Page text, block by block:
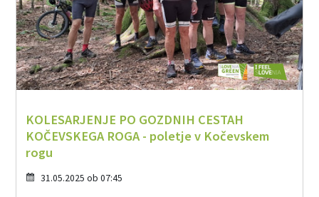
KOLESARJENJE PO GOZDNIH CESTAH
KOČEVSKEGA ROGA - poletje v Kočevskem
rogu
31.05.2025 ob 07:45